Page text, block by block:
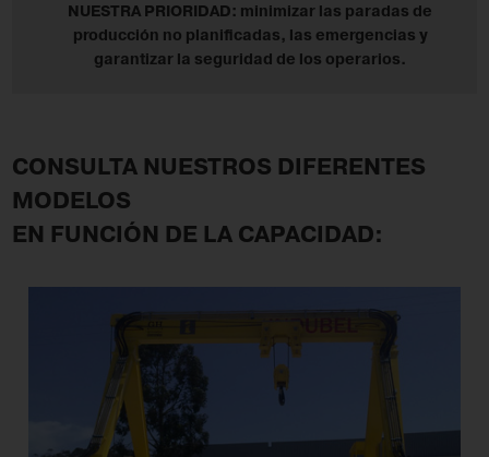
NUESTRA PRIORIDAD: minimizar las paradas de
producción no planificadas, las emergencias y
garantizar la seguridad de los operarios.
CONSULTA NUESTROS DIFERENTES
MODELOS
EN FUNCIÓN DE LA CAPACIDAD: